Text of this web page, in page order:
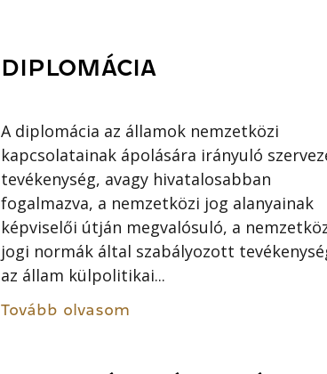
DIPLOMÁCIA
A diplomácia az államok nemzetközi
kapcsolatainak ápolására irányuló
tevékenység, avagy hivatalosabban
fogalmazva, a nemzetközi jog alanyainak
képviselői útján megvalósuló, a
jogi normák által szabályozott
az állam külpolitikai...
Tovább olvasom